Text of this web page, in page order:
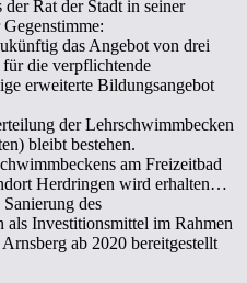
Rat der Stadt in seiner
das Angebot von drei
die verpflichtende
erweiterte Bildungsangebot
der Lehrschwimmbecken
bleibt bestehen.
am Freizeitbad
Herdringen wird erhalten…
des
Investitionsmittel im Rahmen
ab 2020 bereitgestellt